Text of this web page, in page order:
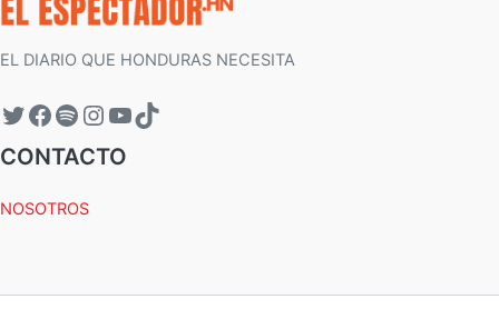
EL DIARIO QUE HONDURAS NECESITA
CONTACTO
NOSOTROS